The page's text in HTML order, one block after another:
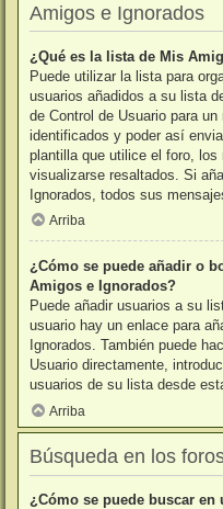
Amigos e Ignorados
¿Qué es la lista de Mis
Puede utilizar la lista para
usuarios añadidos a su lista
de Control de Usuario para
identificados y poder así
plantilla que utilice el foro,
visualizarse resaltados. Si
Ignorados, todos sus
Arriba
¿Cómo se puede añadir o
Amigos e Ignorados?
Puede añadir usuarios a su
usuario hay un enlace para
Ignorados. También puede
Usuario directamente,
usuarios de su lista desde
Arriba
Búsqueda en los
¿Cómo se puede buscar